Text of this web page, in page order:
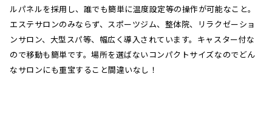
ルパネルを採用し、誰でも簡単に温度設定等の操作が可能なこと。
エステサロンのみならず、スポーツジム、整体院、リラクゼーショ
ンサロン、大型スパ等、幅広く導入されています。キャスター付な
ので移動も簡単です。場所を選ばないコンパクトサイズなのでどん
なサロンにも重宝すること間違いなし！